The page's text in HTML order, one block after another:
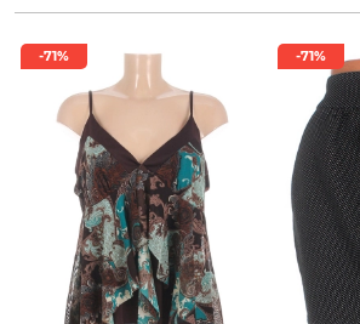
-71% -71%